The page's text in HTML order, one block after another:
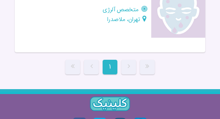
متخصص آلرژی
تهران، ملاصدرا
۱